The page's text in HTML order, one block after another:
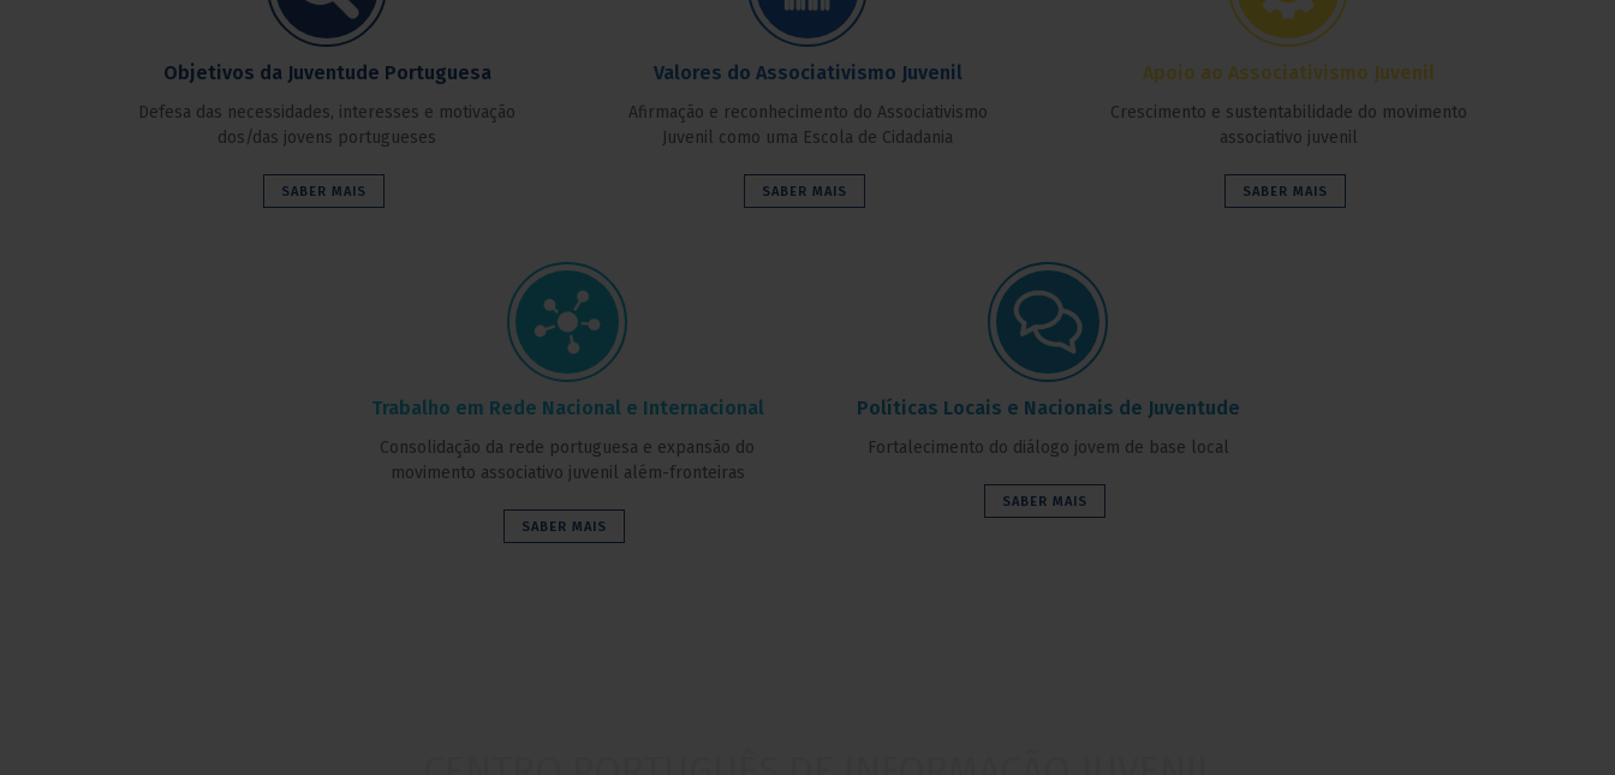
Objetivos da Juventude Portuguesa
Defesa das necessidades, interesses e motivação
dos/das jovens portugueses
SABER MAIS
Valores do Associativismo Juvenil
Afirmação e reconhecimento do Associativismo
Juvenil como uma Escola de Cidadania
SABER MAIS
Apoio ao Associativismo Juvenil
Crescimento e sustentabilidade do movimento
associativo juvenil
SABER MAIS
Trabalho em Rede Nacional e Internacional
Consolidação da rede portuguesa e expansão do
movimento associativo juvenil além-fronteiras
SABER MAIS
Políticas Locais e Nacionais de Juventude
Fortalecimento do diálogo jovem de base local
SABER MAIS